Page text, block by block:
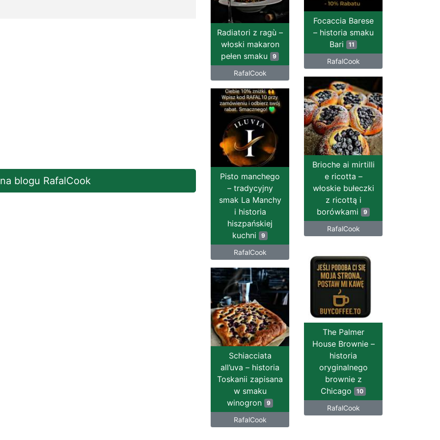
blogu RafalCook
Focaccia Barese
– historia smaku
Bari 11
RafalCook
Radiatori z ragù –
włoski makaron
pełen smaku 9
RafalCook
Brioche ai mirtilli
e ricotta –
włoskie bułeczki
z ricottą i
borówkami 9
RafalCook
Pisto manchego
– tradycyjny
smak La Manchy
i historia
hiszpańskiej
kuchni 9
RafalCook
The Palmer
House Brownie –
historia
oryginalnego
brownie z
Chicago 10
RafalCook
Schiacciata
all’uva – historia
Toskanii zapisana
w smaku
winogron 9
RafalCook